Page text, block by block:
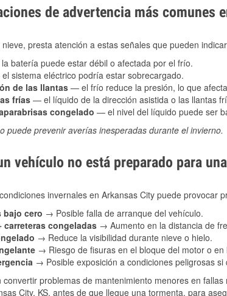
de advertencia más comunes
presta atención a estas señales que pueden
batería puede estar débil o afectada por el frío.
sistema eléctrico podría estar sobrecargado.
de las llantas— el frío reduce la presión, lo que
frías — el líquido de la dirección asistida o las llantas
congelado — el nivel del líquido puede ser
puede prevenir averías inesperadas durante el invierno.
vehículo no está preparado para
invernales en Arkansas City puede provocar
bajo cero → Posible falla de arranque del vehículo.
carreteras congeladas → Aumento en la distancia de
→ Reduce la visibilidad durante nieve o hielo.
→ Riesgo de fisuras en el bloque del motor o
→ Posible exposición a condiciones peligrosas
problemas de mantenimiento menores en
City, KS, antes de que llegue una tormenta, para